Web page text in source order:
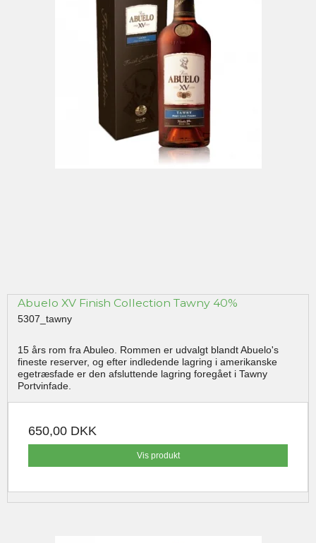
Abuelo XV Finish Collection Tawny 40%
5307_tawny
15 års rom fra Abuleo. Rommen er udvalgt blandt Abuelo's
fineste reserver, og efter indledende lagring i amerikanske
egetræsfade er den afsluttende lagring foregået i Tawny
Portvinfade.
650,00 DKK
Vis produkt